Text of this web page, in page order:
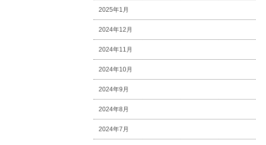
2025年1月
2024年12月
2024年11月
2024年10月
2024年9月
2024年8月
2024年7月